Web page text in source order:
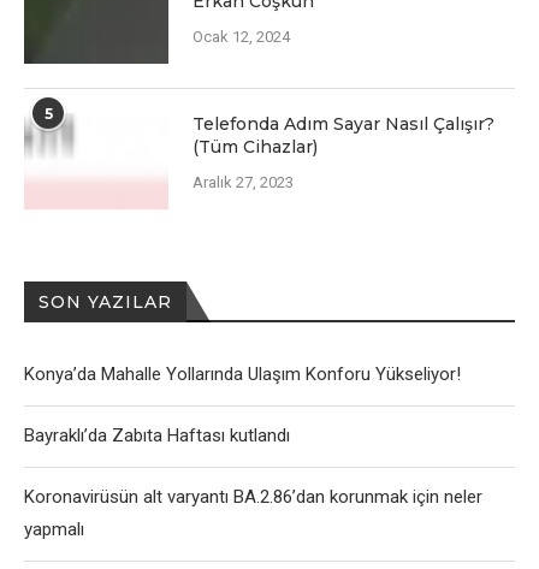
Ocak 12, 2024
5
Telefonda Adım Sayar Nasıl Çalışır?
(Tüm Cihazlar)
Aralık 27, 2023
SON YAZILAR
Konya’da Mahalle Yollarında Ulaşım Konforu Yükseliyor!
Bayraklı’da Zabıta Haftası kutlandı
Koronavirüsün alt varyantı BA.2.86’dan korunmak için neler
yapmalı